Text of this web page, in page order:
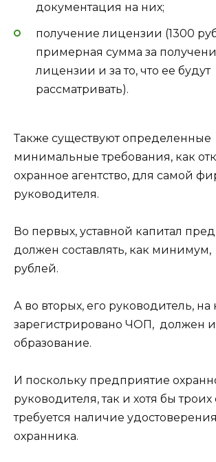
документация на них;
получение лицензии (1300
примерная сумма за
лицензии и за то, что ее будут
рассматривать).
Также существуют определенные
минимальные требования, как
охранное агентство, для самой
руководителя.
Во первых, уставной капитал
должен составлять, как минимум,
рублей.
А во вторых, его руководитель, на
зарегистрировано ЧОП, должен
образование.
И поскольку предприятие
руководителя, так и хотя бы
требуется наличие
охранника.